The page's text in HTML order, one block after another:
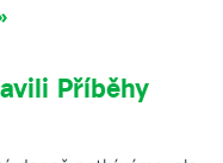
Příběhy